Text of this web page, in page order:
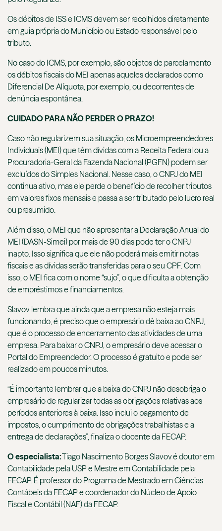
Os débitos de ISS e ICMS devem ser recolhidos diretamente
em guia própria do Município ou Estado responsável pelo
tributo.
No caso do ICMS, por exemplo, são objetos de parcelamento
os débitos fiscais do MEI apenas aqueles declarados como
Diferencial De Alíquota, por exemplo, ou decorrentes de
denúncia espontânea.
CUIDADO PARA NÃO PERDER O PRAZO!
Caso não regularizem sua situação, os Microempreendedores
Individuais (MEI) que têm dívidas com a Receita Federal ou a
Procuradoria-Geral da Fazenda Nacional (PGFN) podem ser
excluídos do Simples Nacional. Nesse caso, o CNPJ do MEI
continua ativo, mas ele perde o benefício de recolher tributos
em valores fixos mensais e passa a ser tributado pelo lucro real
ou presumido.
Além disso, o MEI que não apresentar a Declaração Anual do
MEI (DASN-Simei) por mais de 90 dias pode ter o CNPJ
inapto. Isso significa que ele não poderá mais emitir notas
fiscais e as dívidas serão transferidas para o seu CPF. Com
isso, o MEI fica com o nome “sujo”, o que dificulta a obtenção
de empréstimos e financiamentos.
Slavov lembra que ainda que a empresa não esteja mais
funcionando, é preciso que o empresário dê baixa ao CNPJ,
que é o processo de encerramento das atividades de uma
empresa. Para baixar o CNPJ, o empresário deve acessar o
Portal do Empreendedor. O processo é gratuito e pode ser
realizado em poucos minutos.
“É importante lembrar que a baixa do CNPJ não desobriga o
empresário de regularizar todas as obrigações relativas aos
períodos anteriores à baixa. Isso inclui o pagamento de
impostos, o cumprimento de obrigações trabalhistas e a
entrega de declarações”, finaliza o docente da FECAP.
O especialista:Tiago Nascimento Borges Slavov é doutor em
Contabilidade pela USP e Mestre em Contabilidade pela
FECAP. É professor do Programa de Mestrado em Ciências
Contábeis da FECAP e coordenador do Núcleo de Apoio
Fiscal e Contábil (NAF) da FECAP.